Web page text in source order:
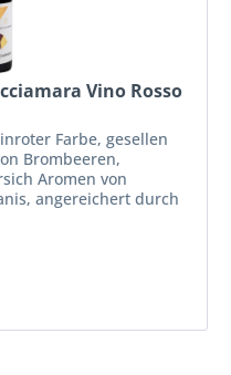
Vino Rosso
Farbe, gesellen
Brombeeren,
Aromen von
angereichert durch